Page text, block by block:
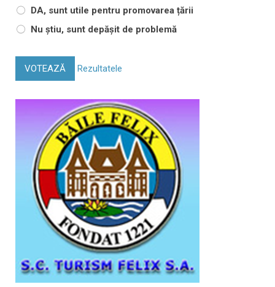
DA, sunt utile pentru promovarea țării
Nu știu, sunt depășit de problemă
VOTEAZĂ Rezultatele